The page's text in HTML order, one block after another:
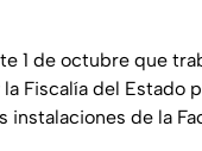
1 de octubre que
Fiscalía del Estado
instalaciones de la